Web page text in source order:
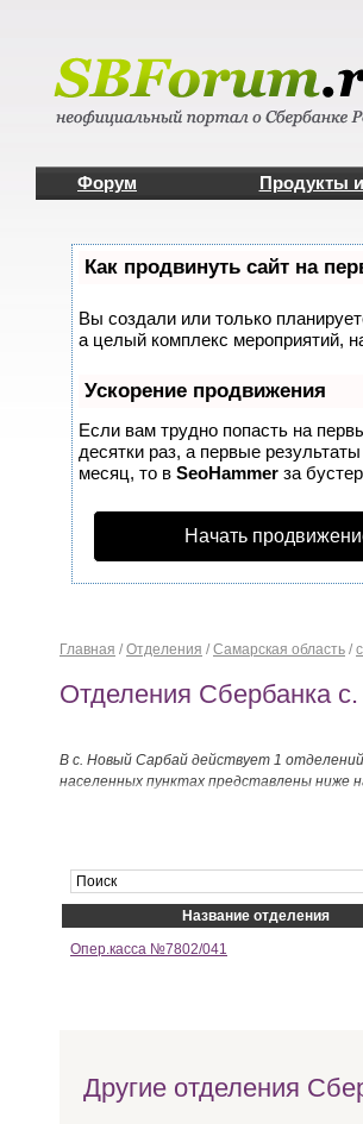
Форум Продукты
Как продвинуть сайт на
Вы создали или только
а целый комплекс мероприятий,
Ускорение продвижения
Если вам трудно попасть на
десятки раз, а первые
месяц, то в SeoHammer за бустер
Начать
Главная / Отделения / Самарская область /
Отделения Сбербанка
В с. Новый Сарбай действует 1
населенных пунктах представлены ниже
Название отделения
Опер.касса №7802/041
Другие отделения